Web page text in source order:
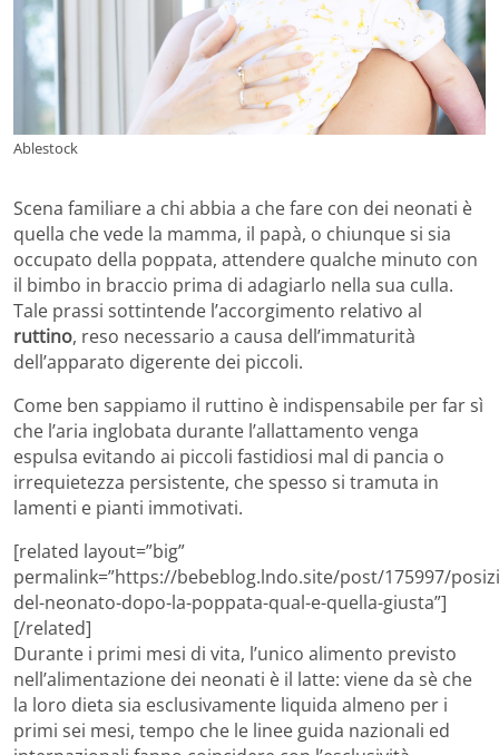
Ablestock
Scena familiare a chi abbia a che fare con dei neonati è
quella che vede la mamma, il papà, o chiunque si sia
occupato della poppata, attendere qualche minuto con
il bimbo in braccio prima di adagiarlo nella sua culla.
Tale prassi sottintende l’accorgimento relativo al
ruttino, reso necessario a causa dell’immaturità
dell’apparato digerente dei piccoli.
Come ben sappiamo il ruttino è indispensabile per far sì
che l’aria inglobata durante l’allattamento venga
espulsa evitando ai piccoli fastidiosi mal di pancia o
irrequietezza persistente, che spesso si tramuta in
lamenti e pianti immotivati.
[related layout=”big”
permalink=”https://bebeblog.lndo.site/post/175997/
del-neonato-dopo-la-poppata-qual-e-quella-giusta”]
[/related]
Durante i primi mesi di vita, l’unico alimento previsto
nell’alimentazione dei neonati è il latte: viene da sè che
la loro dieta sia esclusivamente liquida almeno per i
primi sei mesi, tempo che le linee guida nazionali ed